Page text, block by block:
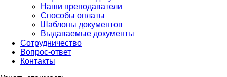
Наши преподаватели
Способы оплаты
Шаблоны документов
Выдаваемые документы
Сотрудничество
Вопрос-ответ
Контакты